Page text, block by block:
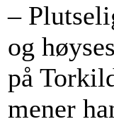
–
og
på
mener